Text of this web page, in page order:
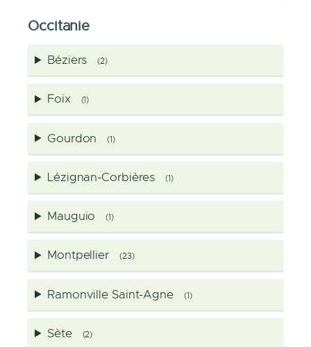
Occitanie
Béziers (2)
Foix (1)
Gourdon (1)
Lézignan-Corbières (1)
Mauguio (1)
Montpellier (23)
Ramonville Saint-Agne (1)
Sète (2)